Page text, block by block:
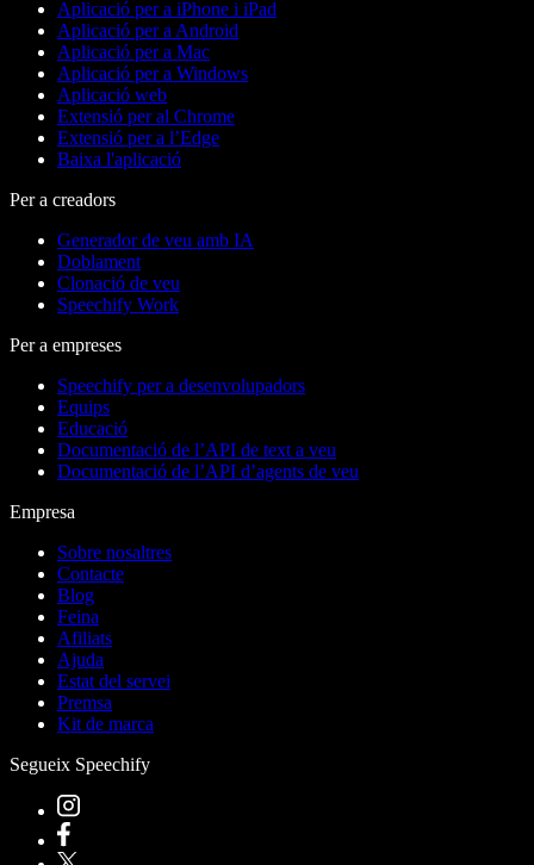
Aplicació per a iPhone i iPad
Aplicació per a Android
Aplicació per a Mac
Aplicació per a Windows
Aplicació web
Extensió per al Chrome
Extensió per a l’Edge
Baixa l'aplicació
Per a creadors
Generador de veu amb IA
Doblament
Clonació de veu
Speechify Work
Per a empreses
Speechify per a desenvolupadors
Equips
Educació
Documentació de l’API de text a veu
Documentació de l’API d’agents de veu
Empresa
Sobre nosaltres
Contacte
Blog
Feina
Afiliats
Ajuda
Estat del servei
Premsa
Kit de marca
Segueix Speechify